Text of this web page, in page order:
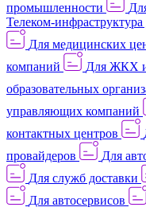
промышленности
Телеком-
Для медицинских
компаний
Для ЖКХ и
образовательных
управляющих компаний
контактных центров
провайдеров
Для
Для служб доставки
Для автосервисов